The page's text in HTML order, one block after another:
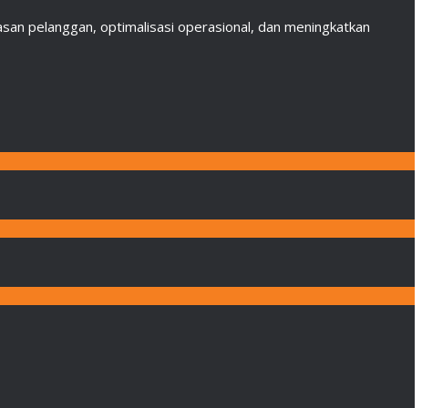
pelanggan, optimalisasi operasional, dan meningkatkan